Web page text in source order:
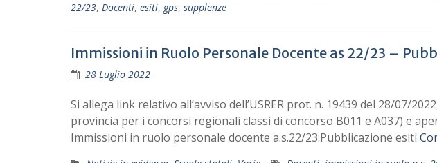
22/23, Docenti, esiti, gps, supplenze
Immissioni in Ruolo Personale Docente as 22/23 –
28 Luglio 2022
Si allega link relativo all’avviso dell’USRER prot. n. 19439 del 28/07/
provincia per i concorsi regionali classi di concorso B011 e A037) e
Immissioni in ruolo personale docente a.s.22/23:Pubblicazione esiti